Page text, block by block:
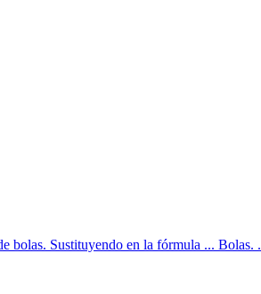
Sustituyendo en la fórmula ... Bolas.